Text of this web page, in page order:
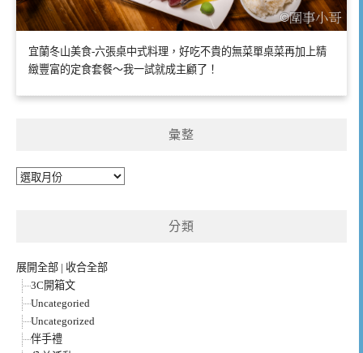
宜蘭冬山美食-六張桌中式料理，好吃不貴的無菜單桌菜再加上精
緻豐富的定食套餐～我一試就成主顧了！
彙整
彙
分類
展開全部 | 收合全部
3C開箱文
Uncategoried
Uncategorized
伴手禮